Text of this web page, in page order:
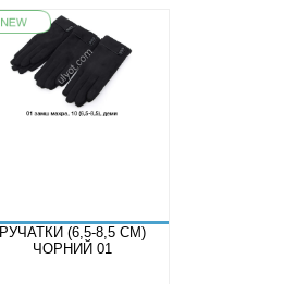
РУЧАТКИ (6,5-8,5 СМ)
ЧОРНИЙ 01